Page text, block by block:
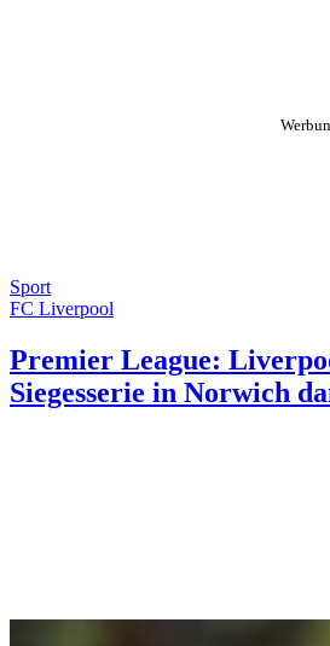
Sport
FC Liverpool
Premier League:
Siegesserie in Norwich